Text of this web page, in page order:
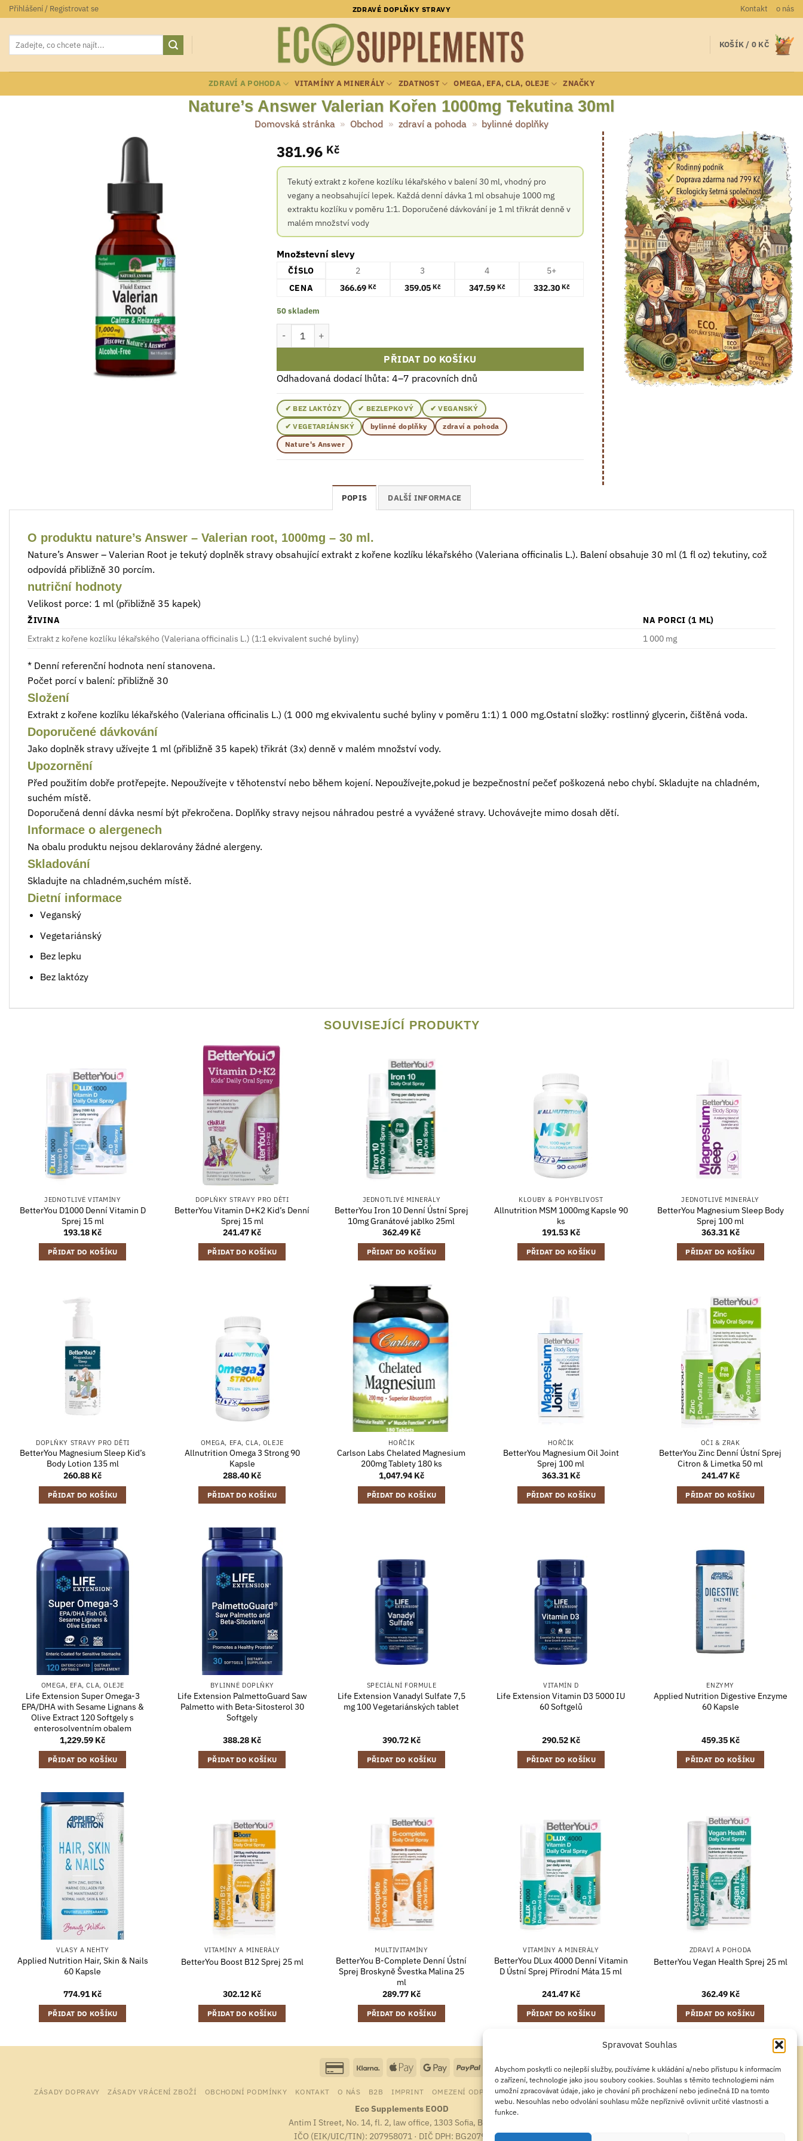
Spravovat Souhlas
Abychom poskytli co nejlepší služby, používáme k ukládání a/nebo přístupu k informacím
o zařízení, technologie jako jsou soubory cookies. Souhlas s těmito technologiemi nám
umožní zpracovávat údaje, jako je chování při procházení nebo jedinečná ID na tomto
webu. Nesouhlas nebo odvolání souhlasu může nepříznivě ovlivnit určité vlastnosti a
funkce.
Přeskočit
na
obsah
Přihlášení / Registrovat se ZDRAVÉ DOPLŇKY STRAVY Kontakt o nás
Hledat: KOŠÍK / 0 KČ
ZDRAVÍ A POHODA VITAMÍNY A MINERÁLY ZDATNOST OMEGA, EFA, CLA, OLEJE ZNAČKY
Nature’s Answer Valerian Kořen 1000mg Tekutina 30ml
Domovská stránka » Obchod » zdraví a pohoda » bylinné doplňky
381.96 Kč
Tekutý extrakt z kořene kozlíku lékařského v balení 30 ml, vhodný pro
vegany a neobsahující lepek. Každá denní dávka 1 ml obsahuje 1000 mg
extraktu kozlíku v poměru 1:1. Doporučené dávkování je 1 ml třikrát denně v
malém množství vody
Množstevní slevy
ČÍSLO 2 3 4
5+
CENA
366.69 Kč 359.05 Kč 347.59 Kč 332.30 Kč
50 skladem
PŘIDAT DO KOŠÍKU
Odhadovaná dodací lhůta: 4–7 pracovních dnů
✔ BEZ LAKTÓZY ✔ BEZLEPKOVÝ
✔ VEGANSKÝ
✔ VEGETARIÁNSKÝ
bylinné doplňky
zdraví a pohoda
Nature's Answer
POPIS DALŠÍ INFORMACE
O produktu nature’s Answer – Valerian root, 1000mg – 30 ml.
Nature’s Answer – Valerian Root je tekutý doplněk stravy obsahující extrakt z kořene kozlíku lékařského (Valeriana officinalis L.). Balení obsahuje 30 ml (1 fl oz) tekutiny, což
odpovídá přibližně 30 porcím.
nutriční hodnoty
Velikost porce: 1 ml (přibližně 35 kapek)
ŽIVINA
NA PORCI (1 ML)
Extrakt z kořene kozlíku lékařského (Valeriana officinalis L.) (1:1 ekvivalent suché byliny)
1 000 mg
* Denní referenční hodnota není stanovena.
Počet porcí v balení: přibližně 30
Složení
Extrakt z kořene kozlíku lékařského (Valeriana officinalis L.) (1 000 mg ekvivalentu suché byliny v poměru 1:1) 1 000 mg.Ostatní složky: rostlinný glycerin, čištěná voda.
Doporučené dávkování
Jako doplněk stravy užívejte 1 ml (přibližně 35 kapek) třikrát (3x) denně v malém množství vody.
Upozornění
Před použitím dobře protřepejte. Nepoužívejte v těhotenství nebo během kojení. Nepoužívejte,pokud je bezpečnostní pečeť poškozená nebo chybí. Skladujte na chladném,
suchém místě.
Doporučená denní dávka nesmí být překročena. Doplňky stravy nejsou náhradou pestré a vyvážené stravy. Uchovávejte mimo dosah dětí.
Informace o alergenech
Na obalu produktu nejsou deklarovány žádné alergeny.
Skladování
Skladujte na chladném,suchém místě.
Dietní informace
Veganský
Vegetariánský
Bez lepku
Bez laktózy
SOUVISEJÍCÍ PRODUKTY
JEDNOTLIVÉ VITAMÍNY
BetterYou D1000 Denní Vitamin D
Sprej 15 ml
193.18 Kč
PŘIDAT DO KOŠÍKU
DOPLŇKY STRAVY PRO DĚTI
BetterYou Vitamin D+K2 Kid’s Denní
Sprej 15 ml
241.47 Kč
PŘIDAT DO KOŠÍKU
JEDNOTLIVÉ MINERÁLY
BetterYou Iron 10 Denní Ústní Sprej
10mg Granátové jablko 25ml
362.49 Kč
PŘIDAT DO KOŠÍKU
KLOUBY & POHYBLIVOST
Allnutrition MSM 1000mg Kapsle 90
ks
191.53 Kč
PŘIDAT DO KOŠÍKU
JEDNOTLIVÉ MINERÁLY
BetterYou Magnesium Sleep Body
Sprej 100 ml
363.31Kč
PŘIDAT DO KOŠÍKU
DOPLŇKY STRAVY PRO DĚTI
BetterYou Magnesium Sleep Kid’s
Body Lotion 135 ml
260.88 Kč
PŘIDAT DO KOŠÍKU
OMEGA, EFA, CLA, OLEJE
Allnutrition Omega 3 Strong 90
Kapsle
288.40 Kč
PŘIDAT DO KOŠÍKU
HOŘČÍK
Carlson Labs Chelated Magnesium
200mg Tablety 180 ks
1,047.94 Kč
PŘIDAT DO KOŠÍKU
HOŘČÍK
BetterYou Magnesium Oil Joint
Sprej 100 ml
363.31Kč
PŘIDAT DO KOŠÍKU
OČI & ZRAK
BetterYou Zinc Denní Ústní Sprej
Citron & Limetka 50 ml
241.47 Kč
PŘIDAT DO KOŠÍKU
OMEGA, EFA, CLA, OLEJE
Life Extension Super Omega-3
EPA/DHA with Sesame Lignans &
Olive Extract 120 Softgely s
enterosolventním obalem
1,229.59 Kč
PŘIDAT DO KOŠÍKU
BYLINNÉ DOPLŇKY
Life Extension PalmettoGuard Saw
Palmetto with Beta-Sitosterol 30
Softgely
388.28 Kč
PŘIDAT DO KOŠÍKU
SPECIÁLNÍ FORMULE
Life Extension Vanadyl Sulfate 7,5
mg 100 Vegetariánských tablet
390.72 Kč
PŘIDAT DO KOŠÍKU
VITAMÍN D
Life Extension Vitamin D3 5000 IU
60 Softgelů
290.52 Kč
PŘIDAT DO KOŠÍKU
ENZYMY
Applied Nutrition Digestive Enzyme
60 Kapsle
459.35 Kč
PŘIDAT DO KOŠÍKU
VLASY A NEHTY
Applied Nutrition Hair, Skin & Nails
60 Kapsle
774.91 Kč
PŘIDAT DO KOŠÍKU
VITAMÍNY A MINERÁLY
BetterYou Boost B12 Sprej 25 ml
302.12 Kč
PŘIDAT DO KOŠÍKU
MULTIVITAMÍNY
BetterYou B-Complete Denní Ústní
Sprej Broskyně Švestka Malina 25
ml
289.77 Kč
PŘIDAT DO KOŠÍKU
VITAMÍNY A MINERÁLY
BetterYou DLux 4000 Denní Vitamin
D Ústní Sprej Přírodní Máta 15 ml
241.47 Kč
PŘIDAT DO KOŠÍKU
ZDRAVÍ A POHODA
BetterYou Vegan Health Sprej 25 ml
362.49 Kč
PŘIDAT DO KOŠÍKU
Credit
2
Klarna
Apple
Google PayPal
ZÁSADY DOPRAVY ZÁSADY VRÁCENÍ ZBOŽÍ OBCHODNÍ PODMÍNKY KONTAKT O NÁS B2B IMPRINT OMEZENÍ ODPOVĚDNOSTI ZÁSADY COOKIES PROHLÁŠENÍ O OCHRANĚ OSOBNÍCH ÚDAJŮ
Eco Supplements EOOD
Antim I Street, No. 14, fl. 2, law office, 1303 Sofia, Bulharsko
IČO (EIK/UIC/TIN): 207958071 · DIČ DPH: BG207958071